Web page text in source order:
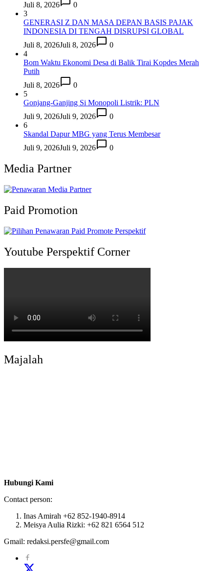
Juli 8, 2026
0
3
GENERASI Z DAN MASA DEPAN BASIS PAJAK
INDONESIA DI TENGAH DISRUPSI GLOBAL
Juli 8, 2026Juli 8, 2026
0
4
Bom Waktu Ekonomi Desa di Balik Tirai Kopdes Merah
Putih
Juli 8, 2026
0
5
Gonjang-Ganjing Si Monopoli Listrik: PLN
Juli 9, 2026Juli 9, 2026
0
6
Skandal Dapur MBG yang Terus Membesar
Juli 9, 2026Juli 9, 2026 0
Media Partner
Paid Promotion
Youtube Perspektif Corner
Majalah
Hubungi Kami
Contact person:
Inas Amirah +62 852-1940-8914
Meisya Aulia Rizki: +62 821 6564 512
Gmail: redaksi.persfe@gmail.com